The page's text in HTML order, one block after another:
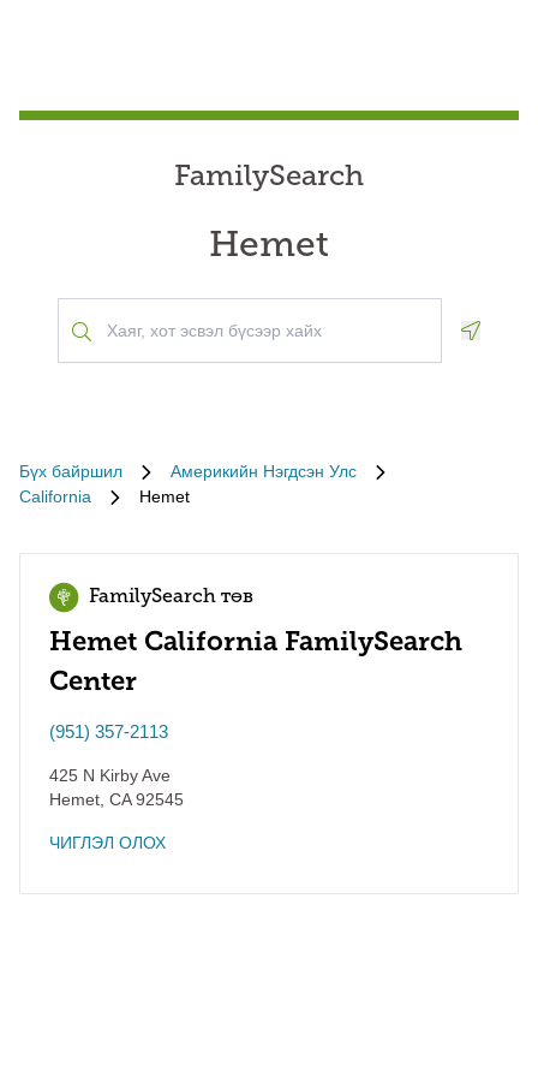
FamilySearch
Hemet
Бүх байршил
Америкийн Нэгдсэн Улс
California
Hemet
FamilySearch төв
Hemet California FamilySearch
Center
(951) 357-2113
425 N Kirby Ave
Hemet CA92545
ЧИГЛЭЛ ОЛОХ